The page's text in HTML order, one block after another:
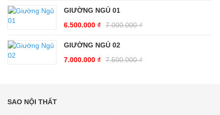
GIƯỜNG NGỦ 01
7.000.000₫
6.500.000 ₫
GIƯỜNG NGỦ 02
7.500.000₫
7.000.000 ₫
SAO NỘI THẤT